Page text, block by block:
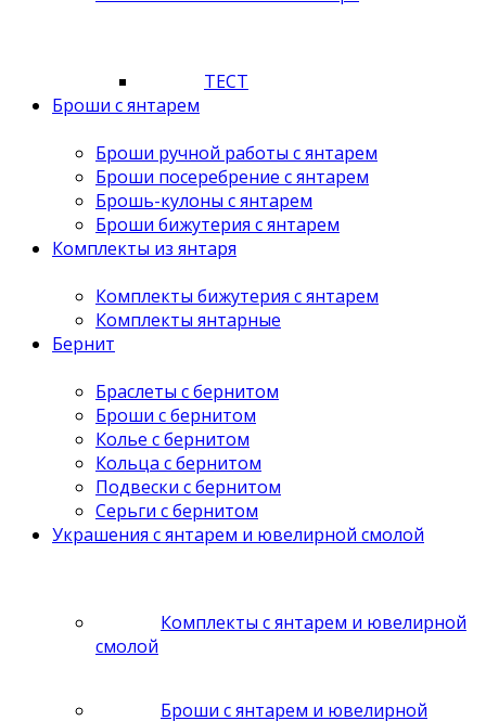
ТЕСТ
Броши с янтарем
Броши ручной работы с янтарем
Броши посеребрение с янтарем
Брошь-кулоны с янтарем
Броши бижутерия с янтарем
Комплекты из янтаря
Комплекты бижутерия с янтарем
Комплекты янтарные
Бернит
Браслеты с бернитом
Броши с бернитом
Колье с бернитом
Кольца с бернитом
Подвески с бернитом
Серьги с бернитом
Украшения с янтарем и ювелирной смолой
Комплекты с янтарем и ювелирной
смолой
Броши с янтарем и ювелирной